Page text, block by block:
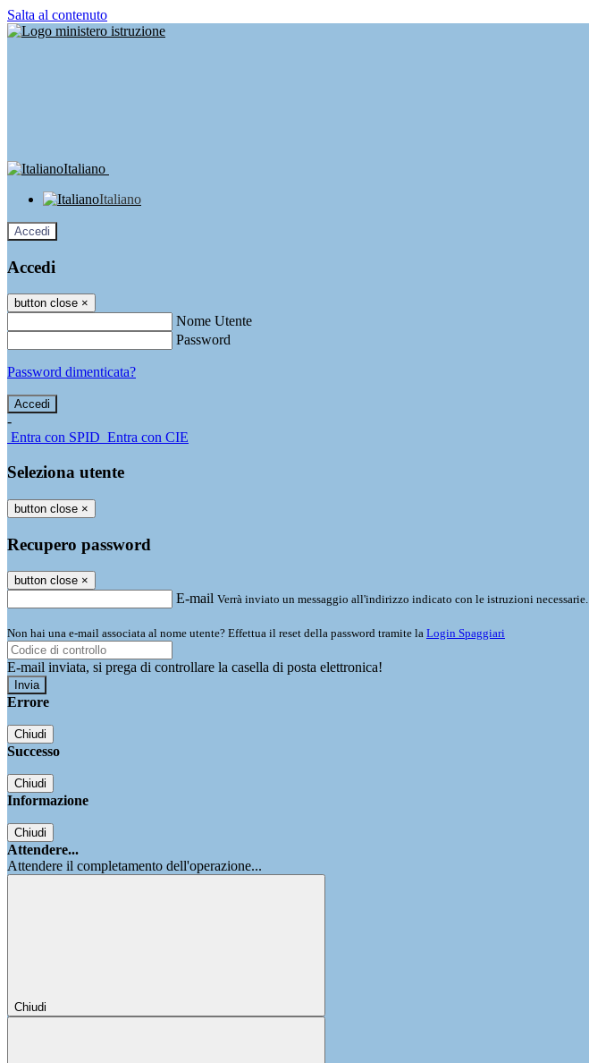
Salta al contenuto
Italiano
Italiano
Accedi
Accedi
button close ×
Nome Utente
Password
Password dimenticata?
-
Entra con SPID Entra con CIE
Seleziona utente
button close ×
Recupero password
button close ×
E-mail Verrà inviato un messaggio all'indirizzo indicato con le istruzioni necessarie.
Non hai una e-mail associata al nome utente? Effettua il reset della password tramite la Login Spaggiari
E-mail inviata, si prega di controllare la casella di posta elettronica!
Errore
Chiudi
Successo
Chiudi
Informazione
Chiudi
Attendere...
Attendere il completamento dell'operazione...
Chiudi